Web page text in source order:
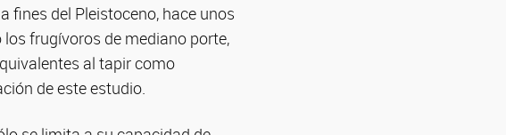
fines del Pleistoceno, hace unos
frugívoros de mediano porte,
al tapir como
de este estudio.